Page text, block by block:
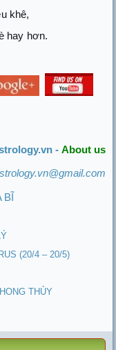
khê,
hay hơn.
- About us
BĨ
(20/4 – 20/5)
THỦY